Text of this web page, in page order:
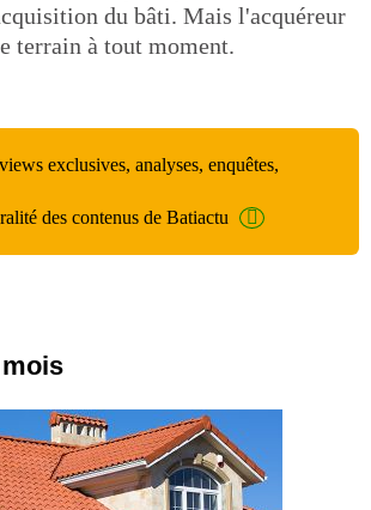
du bâti. Mais l'acquéreur
terrain à tout moment.
exclusives, analyses, enquêtes,
des contenus de Batiactu